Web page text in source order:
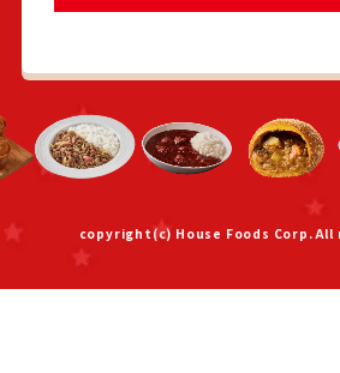
copyright(c) House Foods Corp.